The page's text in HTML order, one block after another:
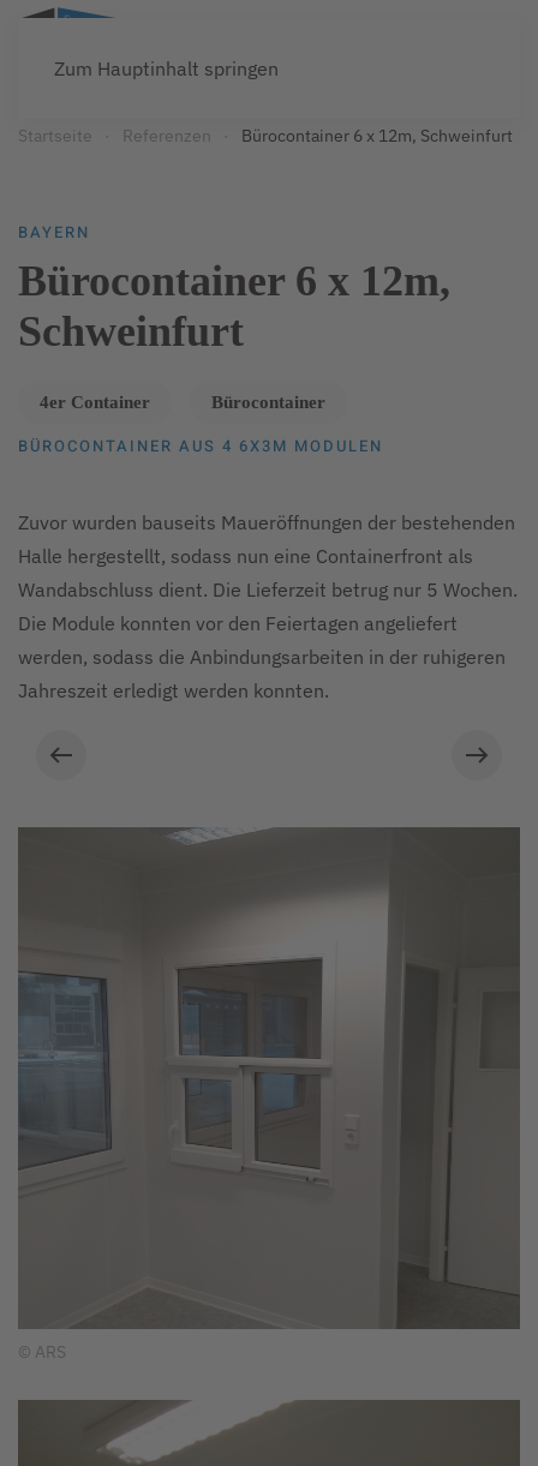
Zum Hauptinhalt springen
Startseite Referenzen Bürocontainer 6 x 12m, Schweinfurt
BAYERN
Bürocontainer 6 x 12m,
Schweinfurt
4er Container Bürocontainer
BÜROCONTAINER AUS 4 6X3M MODULEN
Zuvor wurden bauseits Maueröffnungen der bestehenden
Halle hergestellt, sodass nun eine Containerfront als
Wandabschluss dient. Die Lieferzeit betrug nur 5 Wochen.
Die Module konnten vor den Feiertagen angeliefert
werden, sodass die Anbindungsarbeiten in der ruhigeren
Jahreszeit erledigt werden konnten.
© ARS: Containerfront des Bürocontainers dient als
© ARS